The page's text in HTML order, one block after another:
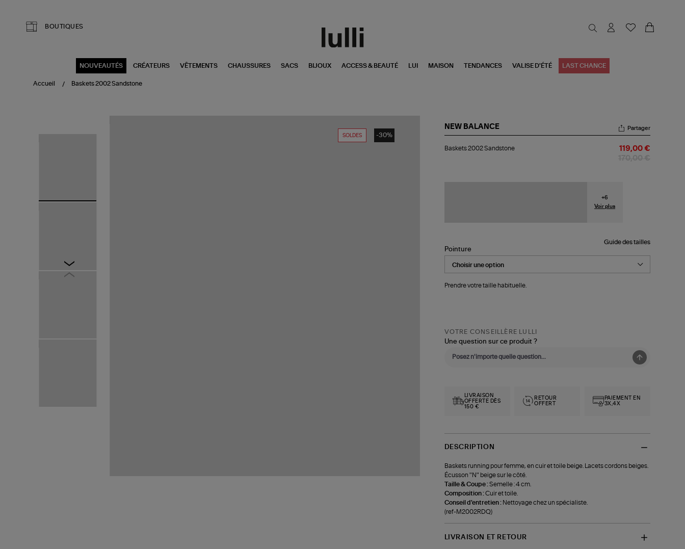
BOUTIQUES
NOUVEAUTÉS CRÉATEURS VÊTEMENTS CHAUSSURES SACS BIJOUX ACCESS & BEAUTÉ LUI MAISON TENDANCES VALISE D'ÉTÉ LAST CHANCE
Accueil Baskets 2002 Sandstone
SOLDES -30%
NEW BALANCE
2002
Partager
Baskets 2002 Sandstone 119,00 €
+6
Voir plus
Guide des tailles
Pointure
Prendre votre taille habituelle.
VOTRE CONSEILLÈRE LULLI
Une question sur ce produit ?
LIVRAISON
OFFERTE DÈS
150 €
RETOUR
OFFERT
PAIEMENT EN
3X,4X
DESCRIPTION
Baskets running pour femme, en cuir et toile beige. Lacets cordons beiges.
Écusson "N" beige sur le côté.
Taille & Coupe :Semelle : 4 cm.
Composition :Cuir et toile.
Conseil d'entretien : Nettoyage chez un spécialiste.
(ref-M2002RDQ)
LIVRAISON ET RETOUR